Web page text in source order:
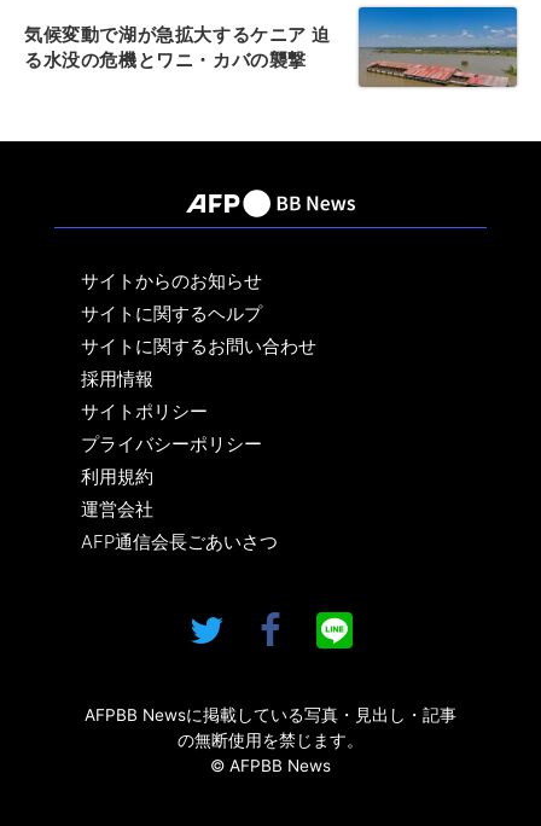
気候変動で湖が急拡大するケニア 迫
る水没の危機とワニ・カバの襲撃
サイトからのお知らせ
サイトに関するヘルプ
サイトに関するお問い合わせ
採用情報
サイトポリシー
プライバシーポリシー
利用規約
運営会社
AFP通信会長ごあいさつ
AFPBB Newsに掲載している写真・見出し・記事
の無断使用を禁じます。
© AFPBB News